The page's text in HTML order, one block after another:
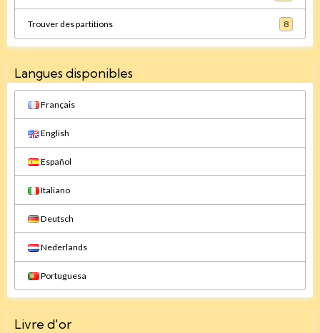
Trouver des partitions 8
Langues disponibles
Français
English
Español
Italiano
Deutsch
Nederlands
Portuguesa
Livre d'or